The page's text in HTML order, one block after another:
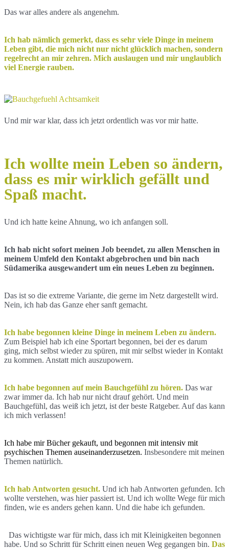
Das war alles andere als angenehm.
Ich hab nämlich gemerkt, dass es sehr viele Dinge in meinem
Leben gibt, die mich nicht nur nicht glücklich machen, sondern
regelrecht an mir zehren. Mich auslaugen und mir unglaublich
viel Energie rauben.
Und mir war klar, dass ich jetzt ordentlich was vor mir hatte.
Ich wollte mein Leben so ändern,
dass es mir wirklich gefällt und
Spaß macht.
Und ich hatte keine Ahnung, wo ich anfangen soll.
Ich hab nicht sofort meinen Job beendet, zu allen Menschen in
meinem Umfeld den Kontakt abgebrochen und bin nach
Südamerika ausgewandert um ein neues Leben zu beginnen.
Das ist so die extreme Variante, die gerne im Netz dargestellt wird.
Nein, ich hab das Ganze eher sanft gemacht.
Ich habe begonnen kleine Dinge in meinem Leben zu ändern.
Zum Beispiel hab ich eine Sportart begonnen, bei der es darum
ging, mich selbst wieder zu spüren, mit mir selbst wieder in Kontakt
zu kommen. Anstatt mich auszupowern.
Ich habe begonnen auf mein Bauchgefühl zu hören. Das war
zwar immer da. Ich hab nur nicht drauf gehört. Und mein
Bauchgefühl, das weiß ich jetzt, ist der beste Ratgeber. Auf das kann
ich mich verlassen!
Ich habe mir Bücher gekauft, und begonnen mit intensiv mit
psychischen Themen auseinanderzusetzen. Insbesondere mit meinen
Themen natürlich.
Ich hab Antworten gesucht. Und ich hab Antworten gefunden. Ich
wollte verstehen, was hier passiert ist. Und ich wollte Wege für mich
finden, wie es anders gehen kann. Und die habe ich gefunden.
Das wichtigste war für mich, dass ich mit Kleinigkeiten begonnen
habe. Und so Schritt für Schritt einen neuen Weg gegangen bin. Das